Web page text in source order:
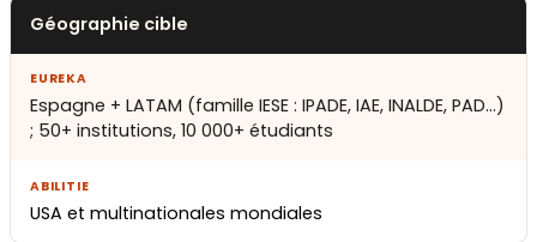
Géographie cible
Espagne + LATAM (famille IESE : IPADE, IAE, INALDE, PAD…)
; 50+ institutions, 10 000+ étudiants
USA et multinationales mondiales